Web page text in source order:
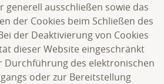
generell ausschließen sowie das
der Cookies beim Schließen des
der Deaktivierung von Cookies
dieser Website eingeschränkt
Durchführung des elektronischen
oder zur Bereitstellung